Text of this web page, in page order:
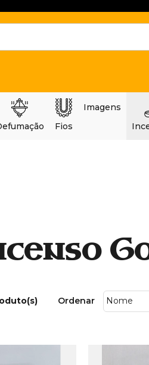
Fios
Imagens
Ordenar Nome